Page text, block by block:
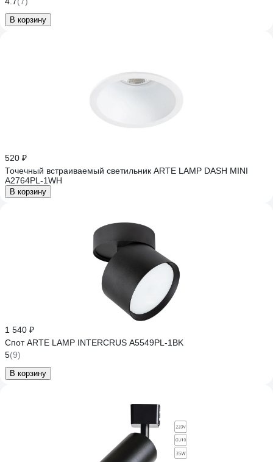
В корзину
520 ₽
Точечный встраиваемый светильник ARTE LAMP DASH MINI
A2764PL-1WH
В корзину
1 540 ₽
Спот ARTE LAMP INTERCRUS A5549PL-1BK
5(9)
В корзину